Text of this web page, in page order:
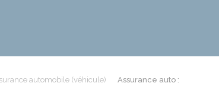
automobile (véhicule)
Assurance auto :